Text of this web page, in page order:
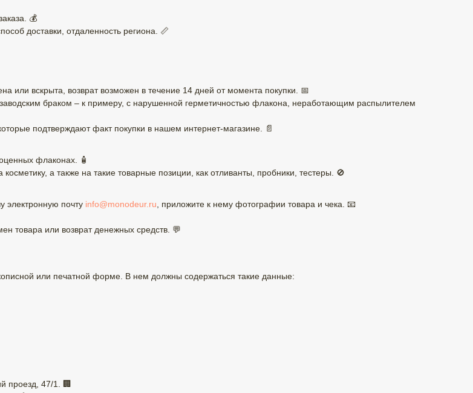
💰
доставки, отдаленность региона. 📏
или вскрыта, возврат возможен в течение 14 дней от момента покупки. 📅
браком – к примеру, с нарушенной герметичностью флакона, неработающим распылителем
подтверждают факт покупки в нашем интернет-магазине. 📄
флаконах. 🧴
а также на такие товарные позиции, как отливанты, пробники, тестеры. 🚫
электронную почту info@monodeur.ru, приложите к нему фотографии товара и чека. 📧
товара или возврат денежных средств. 💬
или печатной форме. В нем должны содержаться такие данные:
проезд, 47/1. 🏢